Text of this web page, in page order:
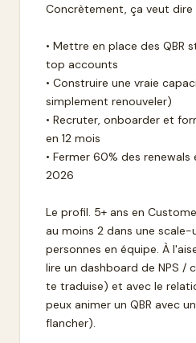
Concrètement, ça veut dire
• Mettre en place des QBR
top accounts
• Construire une vraie
simplement renouveler)
• Recruter, onboarder et
en 12 mois
• Fermer 60% des
2026
Le profil. 5+ ans en
au moins 2 dans une
personnes en équipe. À
lire un dashboard de NPS /
te traduise) et avec le
peux animer un QBR avec
flancher).